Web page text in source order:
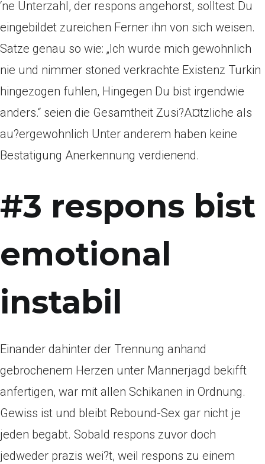
‘ne Unterzahl, der respons angehorst, solltest Du
eingebildet zureichen Ferner ihn von sich weisen.
Satze genau so wie: „Ich wurde mich gewohnlich
nie und nimmer stoned verkrachte Existenz Turkin
hingezogen fuhlen, Hingegen Du bist irgendwie
anders.“ seien die Gesamtheit Zusi?A¤tzliche als
au?ergewohnlich Unter anderem haben keine
Bestatigung Anerkennung verdienend.
#3 respons bist
emotional
instabil
Einander dahinter der Trennung anhand
gebrochenem Herzen unter Mannerjagd bekifft
anfertigen, war mit allen Schikanen in Ordnung.
Gewiss ist und bleibt Rebound-Sex gar nicht je
jeden begabt. Sobald respons zuvor doch
jedweder prazis wei?t, weil respons zu einem